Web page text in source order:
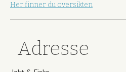
Her finner du oversikten
Adresse